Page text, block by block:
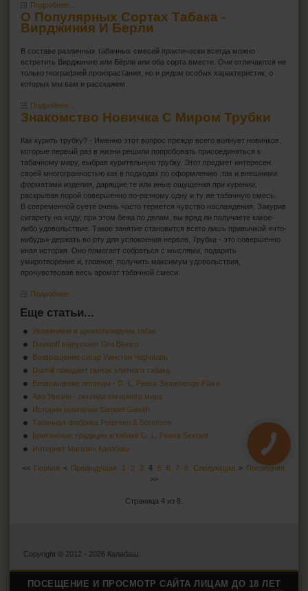
Подробнее...
О Популярных Сортах Табака -
Вирджиния И Берли
В составе различных табачных смесей практически всегда можно
встретить Вирджинию или Бёрли или оба сорта вместе. Они отличаются не
только географией произрастания, но и рядом особых характеристик, о
которых мы вам и расскажем.
Подробнее...
Знакомство Новичка С Миром Трубки
Как курить трубку? - Именно этот вопрос прежде всего волнует новичков,
которые первый раз в жизни решили попробовать присоединиться к
табачному миру, выбрав курительную трубку. Этот предмет интересен
своей многогранностью как в подходах по оформлению .так и внешними
форматами изделия, дарящие те или иные ощущения при курении,
раскрывая порой совершенно по-разному одну и ту же табачную смесь.
В современной суете очень часто теряется чувство наслаждения. Закурив
сигарету на ходу, при этом бежа по делам, вы вряд ли получаете какое-
либо удовольствие. Такое занятие становится всего лишь привычкой «что-
нибудь» держать во рту для успокоения нервов. Трубка - это совершенно
иная история. Оно помогает собраться с мыслями, подарить
умиротворение и, главное, получить максимум удовольствия,
прочувствовав весь аромат табачной смеси.
Подробнее...
Еще статьи...
Увлажняем и ароматизируем табак
Davidoff выпускает Oro Blanco
Возвращение сигар Уинстон Черчилль
Dunhill покидает рынок элитного табака
Возвращение легенды - G. L. Pease Stonehenge Flake
Аво Увезян - легенда сигарного мира
История компании Samuel Gawith
Табачная фабрика Petersen & Sorensen
Британские традиции в табаке G. L. Pease Sextant
Интернет Магазин Калабаш
<< Первая < Предыдущая 1 2 3 4 5 6 7 8 Следующая > Последняя
>>
Страница 4 из 8.
Copyright © 2012 - 2026 Калабаш.
ПОСЕЩЕНИЕ И ПРОСМОТР САЙТА ЛИЦАМ ДО 18 ЛЕТ
КНОПКА
ЗВ'ЯЗКУ